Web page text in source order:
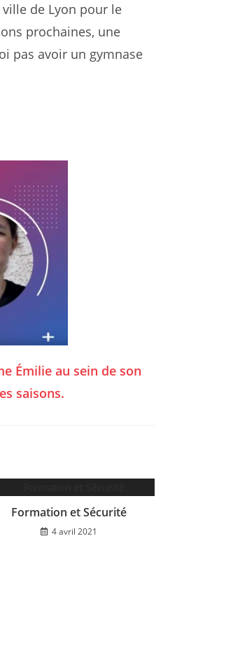
de Lyon pour le
prochaines, une
pas avoir un gymnase
Émilie au sein de son
saisons.
Formation et Sécurité
4 avril 2021